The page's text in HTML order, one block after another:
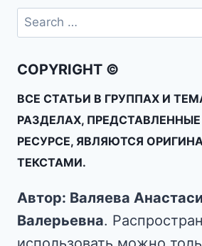
COPYRIGHT ©
ВСЕ СТАТЬИ В ГРУППАХ И
РАЗДЕЛАХ,
РЕСУРСЕ, ЯВЛЯЮТСЯ
ТЕКСТАМИ.
Автор: Валяева
Валерьевна.